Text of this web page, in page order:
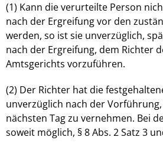
(1) Kann die verurteilte Person
nach der Ergreifung vor den
werden, so ist sie unverzüglich,
nach der Ergreifung, dem Richter
Amtsgerichts vorzuführen.
(2) Der Richter hat die
unverzüglich nach der
nächsten Tag zu vernehmen. Bei
soweit möglich, § 8 Abs. 2 Satz 3